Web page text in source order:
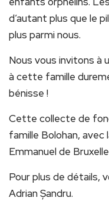
d’autant plus que le
plus parmi nous.
Nous vous invitons à
à cette famille
bénisse !
Cette collecte de
famille Bolohan, avec
Emmanuel de
Pour plus de détails,
Adrian Șandru.